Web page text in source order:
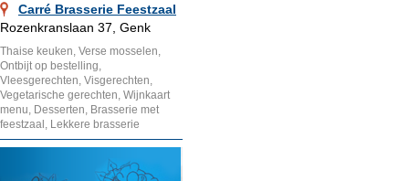
Carré Brasserie Feestzaal
Rozenkranslaan 37, Genk
Thaise keuken, Verse mosselen,
Ontbijt op bestelling,
Vleesgerechten, Visgerechten,
Vegetarische gerechten, Wijnkaart
menu, Desserten, Brasserie met
feestzaal, Lekkere brasserie